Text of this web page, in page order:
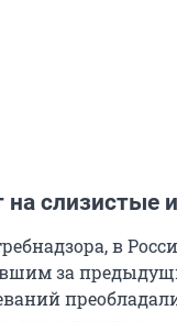
на слизистые
в
за